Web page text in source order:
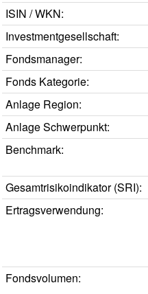
ISIN / WKN:
Investmentgesellschaft:
Fondsmanager:
Fonds Kategorie:
Anlage Region:
Anlage Schwerpunkt:
Benchmark:
Gesamtrisikoindikator (SRI):
Ertragsverwendung:
Fondsvolumen: